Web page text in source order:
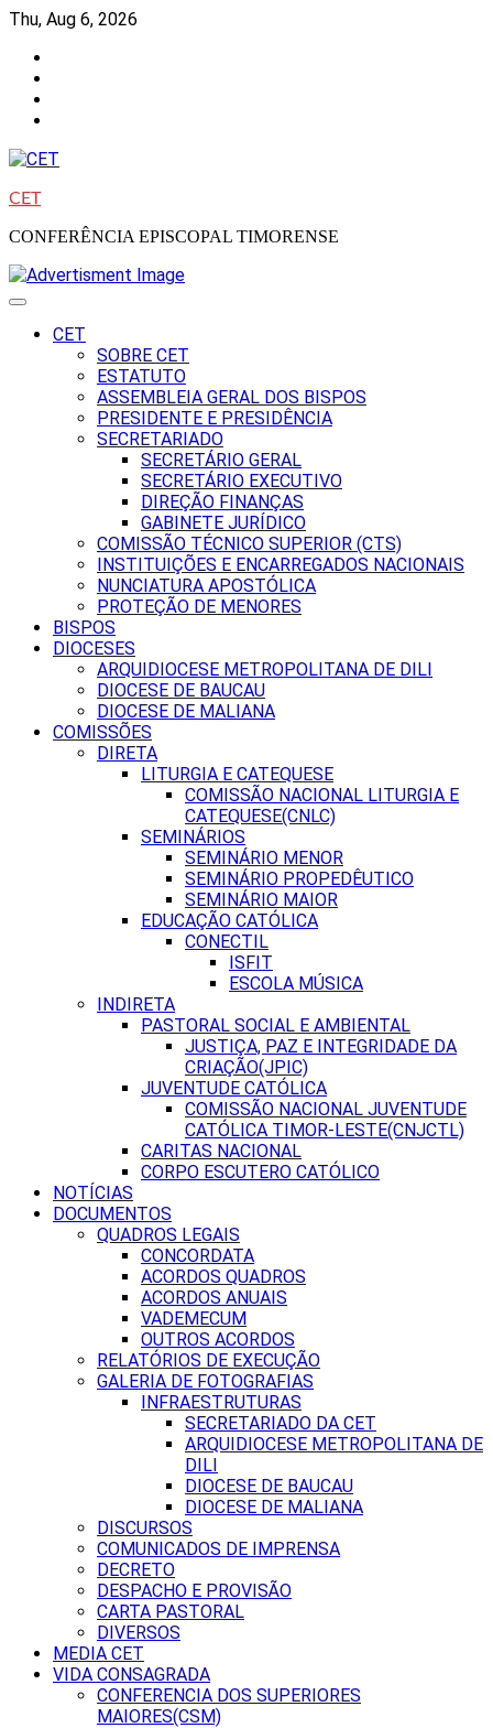
Skip
content
Thu, Aug 6, 2026
CET
CONFERÊNCIA EPISCOPAL TIMORENSE
CET
SOBRE CET
ESTATUTO
ASSEMBLEIA GERAL DOS BISPOS
PRESIDENTE E PRESIDÊNCIA
SECRETARIADO
SECRETÁRIO GERAL
SECRETÁRIO EXECUTIVO
DIREÇÃO FINANÇAS
GABINETE JURÍDICO
COMISSÃO TÉCNICO SUPERIOR (CTS)
INSTITUIÇÕES E ENCARREGADOS NACIONAIS
NUNCIATURA APOSTÓLICA
PROTEÇÃO DE MENORES
BISPOS
DIOCESES
ARQUIDIOCESE METROPOLITANA DE DILI
DIOCESE DE BAUCAU
DIOCESE DE MALIANA
COMISSÕES
DIRETA
LITURGIA E CATEQUESE
COMISSÃO NACIONAL LITURGIA E
CATEQUESE(CNLC)
SEMINÁRIOS
SEMINÁRIO MENOR
SEMINÁRIO PROPEDÊUTICO
SEMINÁRIO MAIOR
EDUCAÇÃO CATÓLICA
CONECTIL
ISFIT
ESCOLA MÚSICA
INDIRETA
PASTORAL SOCIAL E AMBIENTAL
JUSTIÇA, PAZ E INTEGRIDADE DA
CRIAÇÃO(JPIC)
JUVENTUDE CATÓLICA
COMISSÃO NACIONAL JUVENTUDE
CATÓLICA TIMOR-LESTE(CNJCTL)
CARITAS NACIONAL
CORPO ESCUTERO CATÓLICO
NOTÍCIAS
DOCUMENTOS
QUADROS LEGAIS
CONCORDATA
ACORDOS QUADROS
ACORDOS ANUAIS
VADEMECUM
OUTROS ACORDOS
RELATÓRIOS DE EXECUÇÃO
GALERIA DE FOTOGRAFIAS
INFRAESTRUTURAS
SECRETARIADO DA CET
ARQUIDIOCESE METROPOLITANA DE
DILI
DIOCESE DE BAUCAU
DIOCESE DE MALIANA
DISCURSOS
COMUNICADOS DE IMPRENSA
DECRETO
DESPACHO E PROVISÃO
CARTA PASTORAL
DIVERSOS
MEDIA CET
VIDA CONSAGRADA
CONFERENCIA DOS SUPERIORES
MAIORES(CSM)